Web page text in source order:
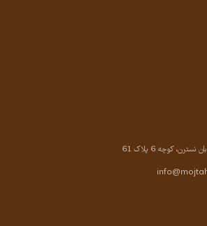
کوچه 6 پلاک 61